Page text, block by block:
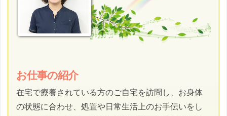
お仕事の紹介
在宅で療養されている方のご自宅を訪問し、お身体
の状態に合わせ、処置や日常生活上のお手伝いをし